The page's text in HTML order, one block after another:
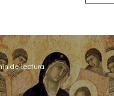
María
de lectura